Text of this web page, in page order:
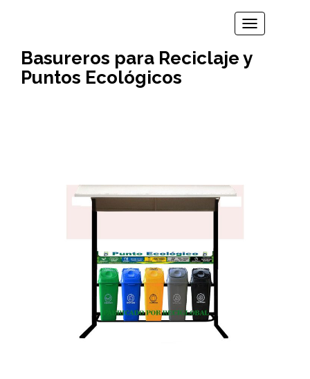
TOGGLE
Basureros para Reciclaje y
Puntos Ecológicos